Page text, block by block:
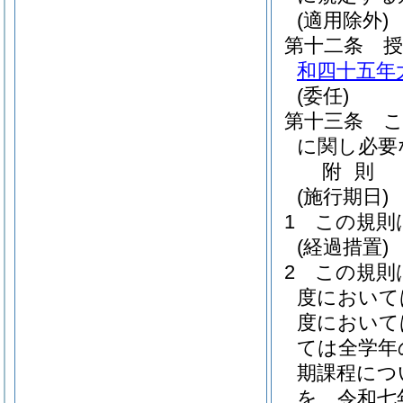
(適用除外)
第十二条
和四十五年
(委任)
第十三条
に関し必
附 則
(施行期日)
1
この規則
(経過措置)
2
この規則
度におい
度におい
ては全学
期課程に
を、令和